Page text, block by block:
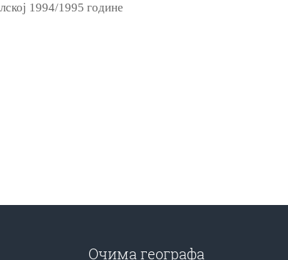
1994/1995 године
Очима географа